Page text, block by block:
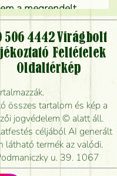
a megrendelt
kiszállítással
úgy, hogy még ma
a csokrot, és
kiszállítani?
önöknél?
506 4442Virágbolt
Feltételek
Oldaltérkép
összes tartalom és kép a
jogvédelem © alatt áll.
céljából AI generált
látható termék az valódi.
u. 39. 1067